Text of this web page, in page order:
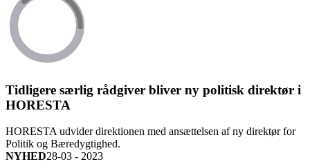
Tidligere særlig rådgiver bliver ny politisk direktør i
HORESTA
HORESTA udvider direktionen med ansættelsen af ny direktør for
Politik og Bæredygtighed.
NYHED28-03 - 2023